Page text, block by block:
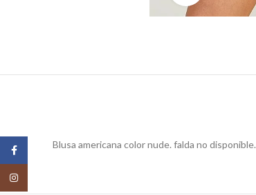
Blusa americana color nude. falda no disponible.
Facebook